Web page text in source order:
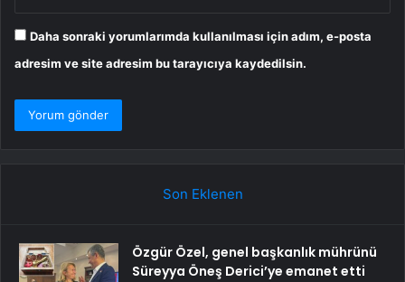
Daha sonraki yorumlarımda kullanılması için adım, e-posta
adresim ve site adresim bu tarayıcıya kaydedilsin.
Son Eklenen
Özgür Özel, genel başkanlık mührünü
Süreyya Öneş Derici’ye emanet etti